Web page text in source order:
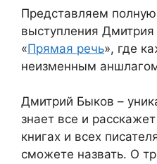
Представляем
выступления
«Прямая речь», где
неизменным
Дмитрий Быков –
знает все и
книгах и всех
сможете назвать. О